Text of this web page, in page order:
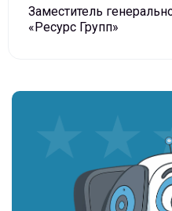
Заместитель
«Ресурс Групп»